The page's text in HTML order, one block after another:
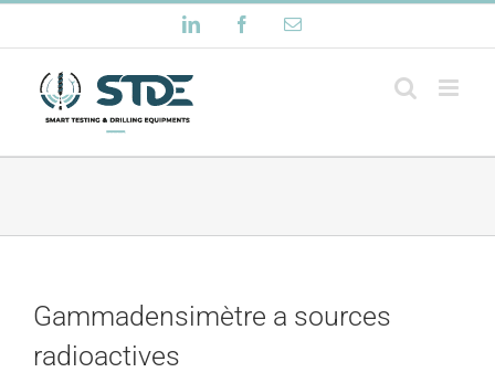
au
contenu
LinkedIn FacebookEmail
Gammadensimètre a sources
radioactives